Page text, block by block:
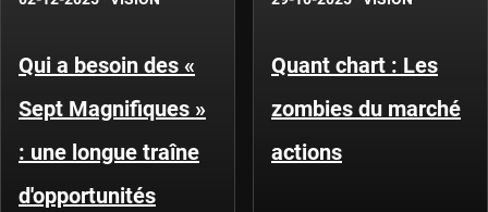
Qui a besoin des «
Sept Magnifiques »
: une longue traîne
d'opportunités
Quant chart : Les
zombies du marché
actions